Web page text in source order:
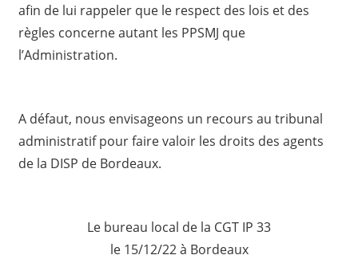
afin de lui rappeler que le respect des lois et des
règles concerne autant les PPSMJ que
l’Administration.
A défaut, nous envisageons un recours au tribunal
administratif pour faire valoir les droits des agents
de la DISP de Bordeaux.
Le bureau local de la CGT IP 33
le 15/12/22 à Bordeaux